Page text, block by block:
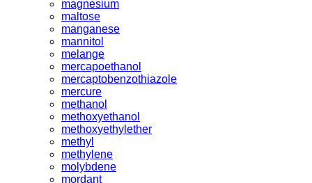
magnesium
maltose
manganese
mannitol
melange
mercapoethanol
mercaptobenzothiazole
mercure
methanol
methoxyethanol
methoxyethylether
methyl
methylene
molybdene
mordant